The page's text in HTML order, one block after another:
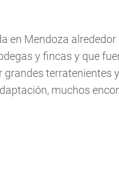
en Mendoza
y fincas y que
terratenientes
muchos